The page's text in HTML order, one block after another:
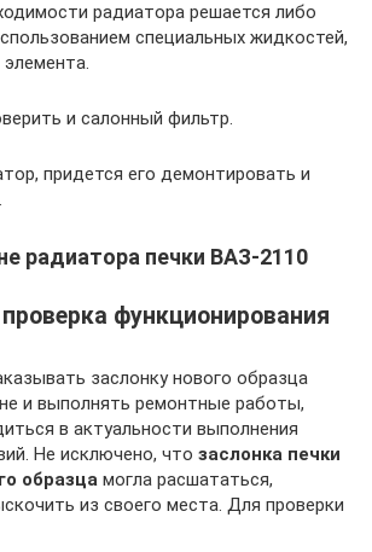
радиатора решается либо
специальных жидкостей,
и салонный фильтр.
придется его демонтировать и
радиатора печки ВАЗ-2110
функционирования
заслонку нового образца
и выполнять ремонтные работы,
в актуальности выполнения
Не исключено, что заслонка печки
образца могла расшататься,
из своего места. Для проверки